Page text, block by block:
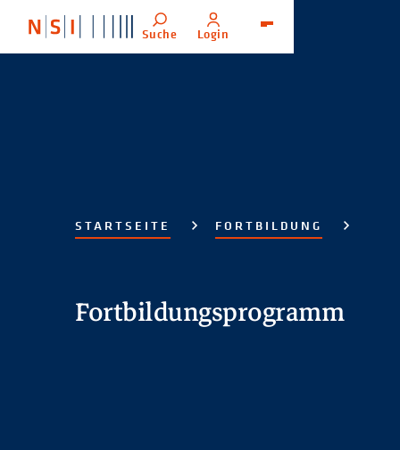
Suche Login
STARTSEITE FORTBILDUNG
Fortbildungsprogramm